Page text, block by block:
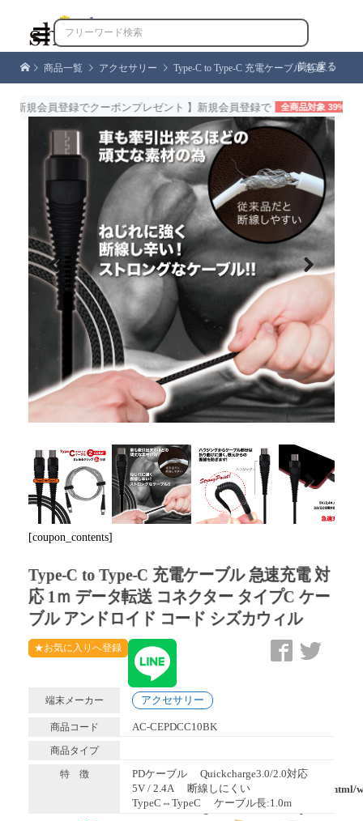

商品一覧 アクセサリー Type-C to Type-C 充電ケーブル 急速充電 対応 1ｍ データ転送 コネクター タイプC ケーブル アンドロイド コード シズカウィル
前に戻る
規会員登録でクーポンプレゼント 】新規会員登録で 全商品対象 39%OFFクー
Previous
Next
[coupon_contents]
Type-C to Type-C 充電ケーブル 急速充電 対
応 1ｍ データ転送 コネクター タイプC ケー
ブル アンドロイド コード シズカウィル
★お気に入りへ登録
端末メーカー アクセサリー
商品コード AC-CEPDCC10BK
商品タイプ
Warning: Illegal string offset 'label' in
/home/shizukawill/shizukawill.co.jp/public_html/
content/themes/glamour_tcd073/template-
特 徴 PDケーブル
Quickcharge3.0/2.0対応
5V / 2.4A
断線しにくい
TypeC⇔TypeC
ケーブル長:1.0m